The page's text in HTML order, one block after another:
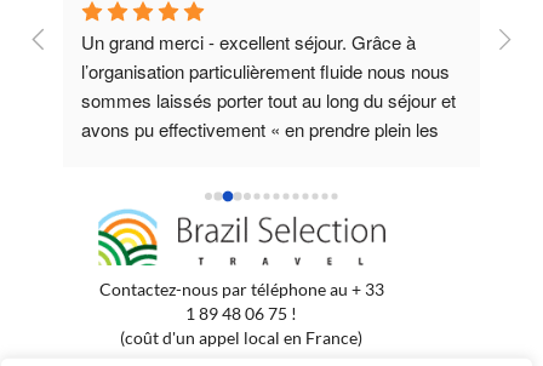
Un grand merci - excellent séjour. Grâce à
l’organisation particulièrement fluide nous nous
sommes laissés porter tout au long du séjour et
avons pu effectivement « en prendre plein les
dans le Nordeste. Nous avons particulièrement
apprécié les choix d’hôtel très différents les uns
des autres mais dont le choix était toujours très
et trajets très efficaces. Un grand merci aussi
pour avoir répondu à nos demandes
Contactez-nous par téléphone au + 33
1 89 48 06 75 !
(coût d'un appel local en France)